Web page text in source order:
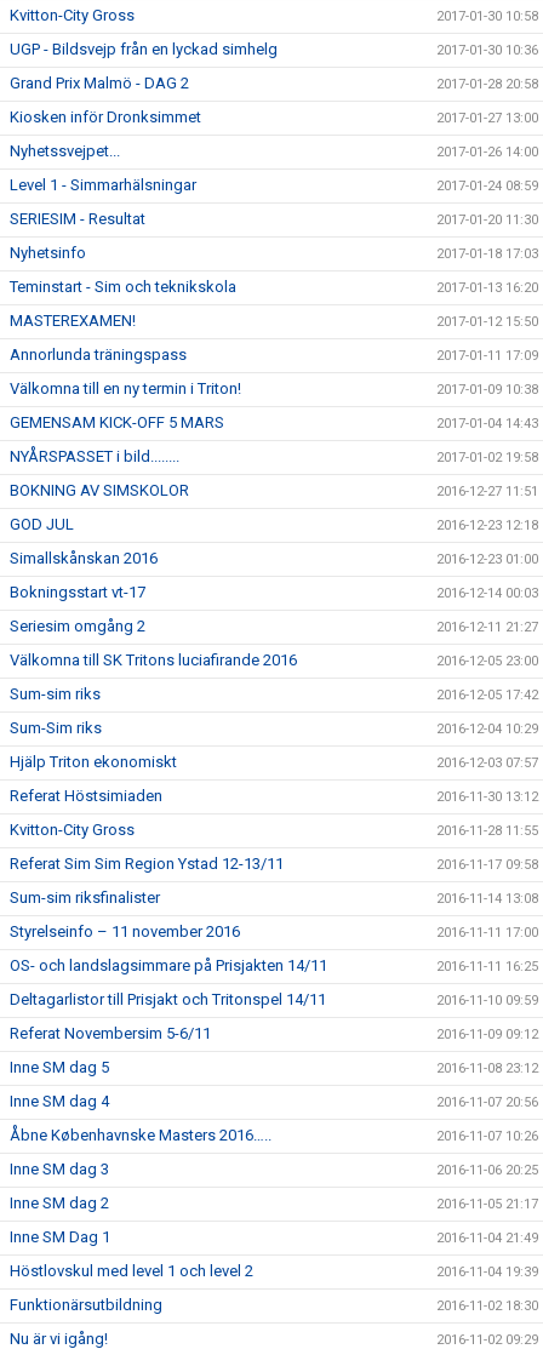
Kvitton-City Gross 2017-01-30 10:58
UGP - Bildsvejp från en lyckad simhelg 2017-01-30 10:36
Grand Prix Malmö - DAG 2 2017-01-28 20:58
Kiosken inför Dronksimmet 2017-01-27 13:00
Nyhetssvejpet... 2017-01-26 14:00
Level 1 - Simmarhälsningar 2017-01-24 08:59
SERIESIM - Resultat 2017-01-20 11:30
Nyhetsinfo 2017-01-18 17:03
Teminstart - Sim och teknikskola 2017-01-13 16:20
MASTEREXAMEN! 2017-01-12 15:50
Annorlunda träningspass 2017-01-11 17:09
Välkomna till en ny termin i Triton! 2017-01-09 10:38
GEMENSAM KICK-OFF 5 MARS 2017-01-04 14:43
NYÅRSPASSET i bild........ 2017-01-02 19:58
BOKNING AV SIMSKOLOR 2016-12-27 11:51
GOD JUL 2016-12-23 12:18
Simallskånskan 2016 2016-12-23 01:00
Bokningsstart vt-17 2016-12-14 00:03
Seriesim omgång 2 2016-12-11 21:27
Välkomna till SK Tritons luciafirande 2016 2016-12-05 23:00
Sum-sim riks 2016-12-05 17:42
Sum-Sim riks 2016-12-04 10:29
Hjälp Triton ekonomiskt 2016-12-03 07:57
Referat Höstsimiaden 2016-11-30 13:12
Kvitton-City Gross 2016-11-28 11:55
Referat Sim Sim Region Ystad 12-13/11 2016-11-17 09:58
Sum-sim riksfinalister 2016-11-14 13:08
Styrelseinfo – 11 november 2016 2016-11-11 17:00
OS- och landslagsimmare på Prisjakten 14/11 2016-11-11 16:25
Deltagarlistor till Prisjakt och Tritonspel 14/11 2016-11-10 09:59
Referat Novembersim 5-6/11 2016-11-09 09:12
Inne SM dag 5 2016-11-08 23:12
Inne SM dag 4 2016-11-07 20:56
Åbne Københavnske Masters 2016….. 2016-11-07 10:26
Inne SM dag 3 2016-11-06 20:25
Inne SM dag 2 2016-11-05 21:17
Inne SM Dag 1 2016-11-04 21:49
Höstlovskul med level 1 och level 2 2016-11-04 19:39
Funktionärsutbildning 2016-11-02 18:30
Nu är vi igång! 2016-11-02 09:29